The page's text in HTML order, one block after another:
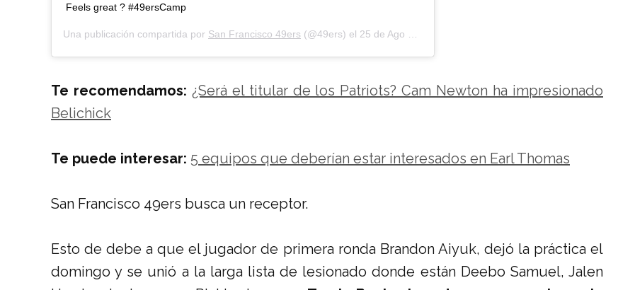
Feels great ? #49ersCamp
Una publicación compartida por San Francisco 49ers (@49ers) el 25 de Ago de 2020 a las 12:08 PDT
Te recomendamos: ¿Será el titular de los Patriots? Cam Newton ha impresionado
Belichick
Te puede interesar: 5 equipos que deberían estar interesados en Earl Thomas
San Francisco 49ers busca un receptor.
Esto de debe a que el jugador de primera ronda Brandon Aiyuk, dejó la práctica el
domingo y se unió a la larga lista de lesionado donde están Deebo Samuel, Jalen